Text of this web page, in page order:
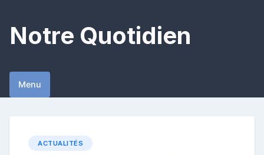
content
Notre Quotidien
Menu
ACTUALITÉS